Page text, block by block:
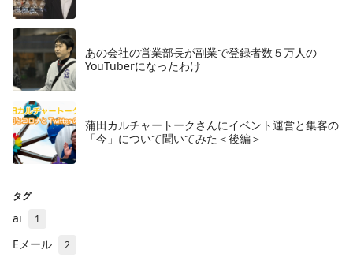
あの会社の営業部長が副業で登録者数５万人の
YouTuberになったわけ
蒲田カルチャートークさんにイベント運営と集客の
「今」について聞いてみた＜後編＞
タグ
ai 1
Eメール 2